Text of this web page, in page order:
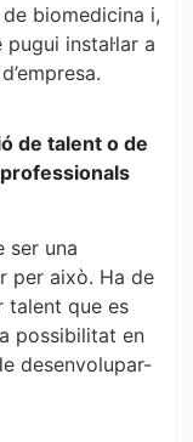
biomedicina i,
instal·lar a
de talent o de
ser una
per això. Ha de
talent que es
possibilitat en
desenvolupar-